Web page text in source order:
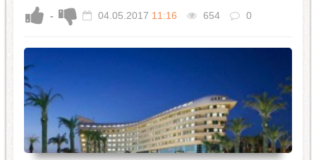
- 04.05.2017 11:16 654 0